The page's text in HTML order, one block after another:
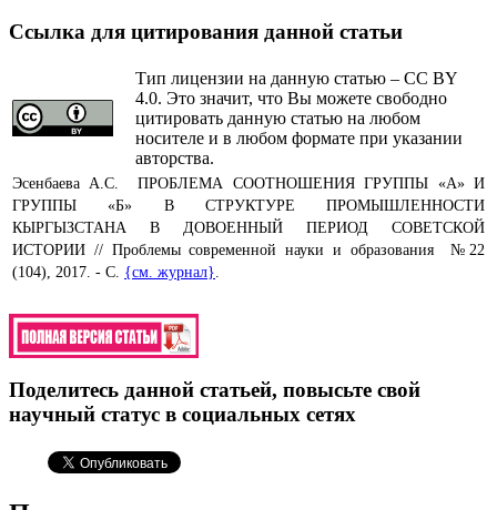
Ссылка для цитирования данной статьи
Тип лицензии на данную статью – CC BY
4.0. Это значит, что Вы можете свободно
цитировать данную статью на любом
носителе и в любом формате при указании
авторства.
Эсенбаева А.С. ПРОБЛЕМА СООТНОШЕНИЯ ГРУППЫ «А» И
ГРУППЫ «Б» В СТРУКТУРЕ ПРОМЫШЛЕННОСТИ
КЫРГЫЗСТАНА В ДОВОЕННЫЙ ПЕРИОД СОВЕТСКОЙ
ИСТОРИИ // Проблемы современной науки и образования №22
(104), 2017. - С. {см. журнал}
Поделитесь данной статьей, повысьте свой
научный статус в социальных сетях